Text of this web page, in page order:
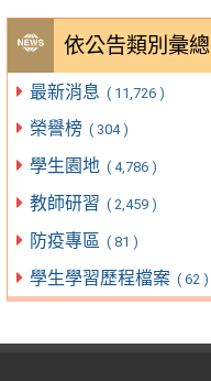
依公告類別彙總
最新消息 ( 11,726 )
榮譽榜 ( 304 )
學生園地 ( 4,786 )
教師研習 ( 2,459 )
防疫專區 ( 81 )
學生學習歷程檔案 ( 62 )